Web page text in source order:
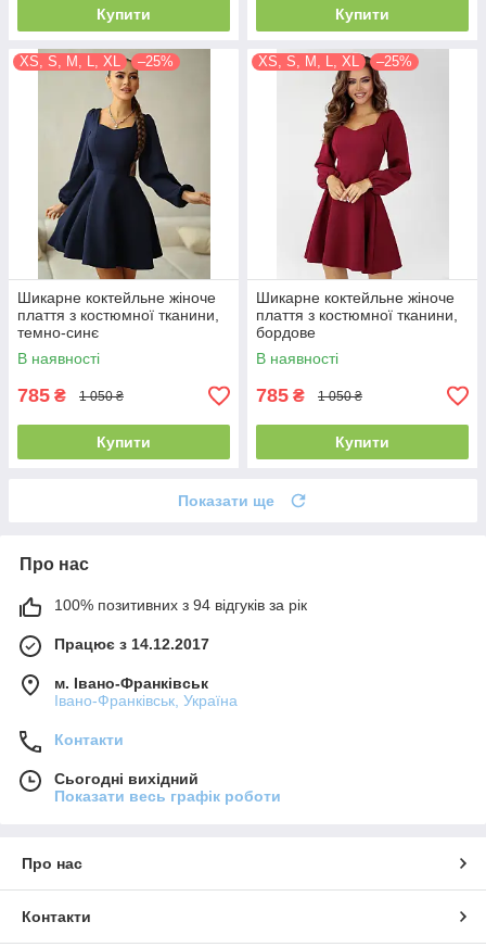
Купити Купити
XS, S, M, L, XL –25%
Шикарне коктейльне жіноче
плаття з костюмної тканини,
темно-синє
В наявності
785 ₴ 1 050 ₴
Купити
XS, S, M, L, XL –25%
Шикарне коктейльне жіноче
плаття з костюмної тканини,
бордове
В наявності
785 ₴ 1 050 ₴
Купити
Показати ще
Про нас
100% позитивних з 94 відгуків за рік
Працює з 14.12.2017
м. Івано-Франківськ
Івано-Франківськ, Україна
Контакти
Сьогодні вихідний
Показати весь графік роботи
Про нас
Контакти